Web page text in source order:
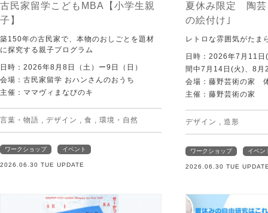
古民家留学こどもMBA【小学生親
子】
築150年の古民家で、本物のおしごとを題材
に探究する親子プログラム
日時：2026年8月8日（土）ー9日（日）
会場：古民家留学 おハンさんのおうち
主催：ママヴィまなびのキ
言葉・物語 , デザイン , 食 , 環境・自然
ワークショップ イベント
2026.06.30 TUE UPDATE
夏休み限定 陶芸
の絵付け｣
レトロな雰囲気がたま
日時：2026年7月11
間中7月14日(火)、8月
会場：藤野芸術の家
主催：藤野芸術の家
デザイン , 造形
ワークショップ イベン
2026.06.30 TUE